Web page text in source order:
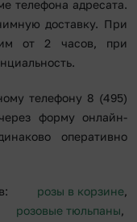
телефона адресата.
доставку. При
от 2 часов, при
телефону 8 (495)
форму онлайн-
оперативно
розы в корзине,
розовые тюльпаны,